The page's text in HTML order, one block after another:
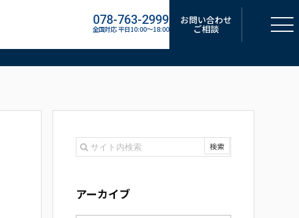
078-763-2999
全国対応 平日10:00～18:00
お問い合わせ
ご相談
アーカイブ